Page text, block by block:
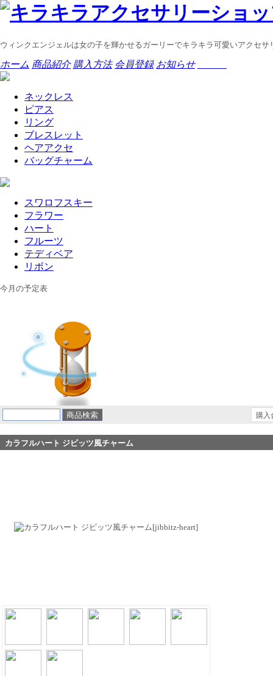
ウィンクエンジェルは女の子を輝かせるガーリーでキラキラ可愛いアクセサ
ホーム 商品紹介 購入方法 会員登録 お知らせ
ネックレス
ピアス
リング
ブレスレット
ヘアアクセ
バッグチャーム
スワロフスキー
フラワー
ハート
フルーツ
テディベア
リボン
今月の予定表
購入
カラフルハート ジビッツ風チャーム